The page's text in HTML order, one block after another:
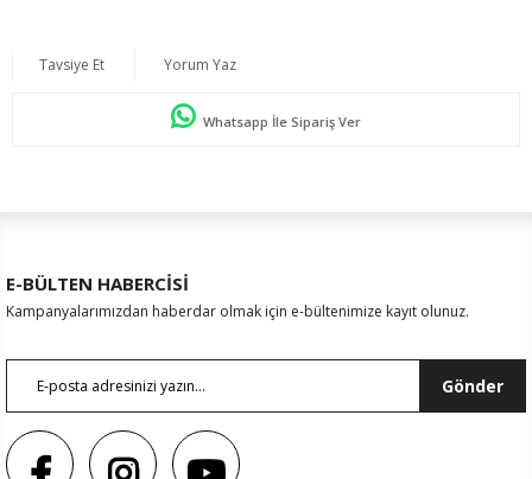
Renk
Tavsiye Et Yorum Yaz
Whatsapp İle Sipariş Ver
E-BÜLTEN HABERCİSİ
Kampanyalarımızdan haberdar olmak için e-bültenimize kayıt olunuz.
Gönder